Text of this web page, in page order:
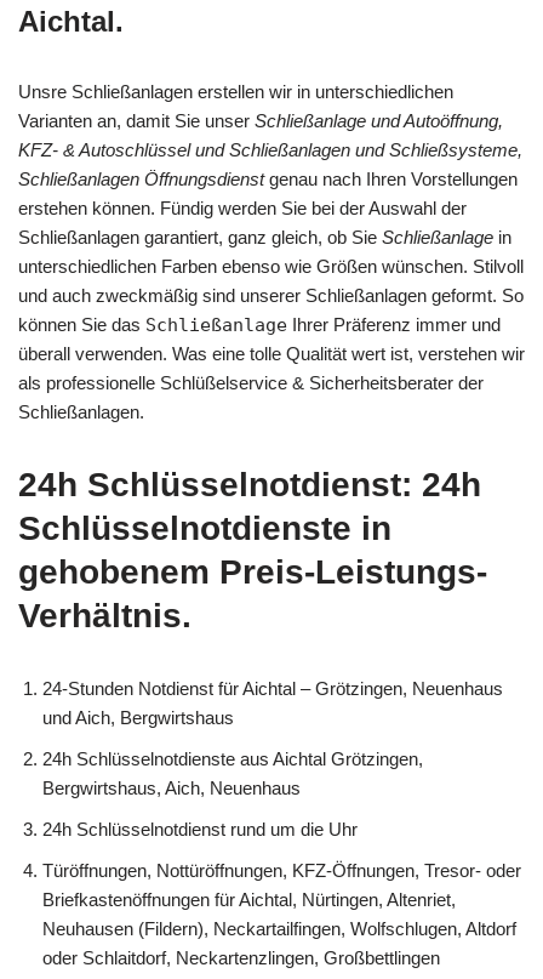
Aichtal.
Unsre Schließanlagen erstellen wir in unterschiedlichen
Varianten an, damit Sie unser Schließanlage und Autoöffnung,
KFZ- & Autoschlüssel und Schließanlagen und Schließsysteme,
Schließanlagen Öffnungsdienstgenau nach Ihren Vorstellungen
erstehen können. Fündig werden Sie bei der Auswahl der
Schließanlagen garantiert, ganz gleich, ob Sie Schließanlage in
unterschiedlichen Farben ebenso wie Größen wünschen. Stilvoll
und auch zweckmäßig sind unserer Schließanlagen geformt. So
können Sie das Schließanlage Ihrer Präferenz immer und
überall verwenden. Was eine tolle Qualität wert ist, verstehen wir
als professionelle Schlüßelservice & Sicherheitsberater der
Schließanlagen.
24h Schlüsselnotdienst: 24h
Schlüsselnotdienste in
gehobenem Preis-Leistungs-
Verhältnis.
24-Stunden Notdienst für Aichtal – Grötzingen, Neuenhaus
und Aich, Bergwirtshaus
24h Schlüsselnotdienste aus Aichtal Grötzingen,
Bergwirtshaus, Aich, Neuenhaus
24h Schlüsselnotdienst rund um die Uhr
Türöffnungen, Nottüröffnungen, KFZ-Öffnungen, Tresor- oder
Briefkastenöffnungen für Aichtal, Nürtingen, Altenriet,
Neuhausen (Fildern), Neckartailfingen, Wolfschlugen, Altdorf
oder Schlaitdorf, Neckartenzlingen, Großbettlingen